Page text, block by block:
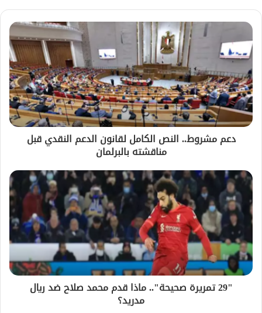
دعم مشروط.. النص الكامل لقانون الدعم النقدي قبل
مناقشته بالبرلمان
"29 تمريرة صحيحة".. ماذا قدم محمد صلاح ضد ريال
مدريد؟